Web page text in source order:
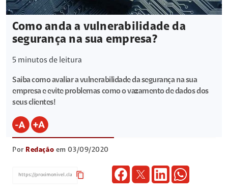
Como anda a vulnerabilidade da
segurança na sua empresa?
5 minutos de leitura
Saiba como avaliar a vulnerabilidade da segurança na sua
empresa e evite problemas como o vazamento de dados dos
seus clientes!
Por Redação em 03/09/2020
content_copy